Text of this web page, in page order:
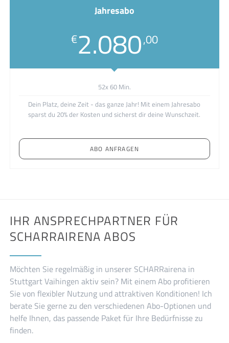
Jahresabo
€2.080,00
52x 60 Min.
Dein Platz, deine Zeit - das ganze Jahr! Mit einem Jahresabo
sparst du 20% der Kosten und sicherst dir deine Wunschzeit.
ABO ANFRAGEN
IHR ANSPRECHPARTNER FÜR
SCHARRAIRENA ABOS
Möchten Sie regelmäßig in unserer SCHARRairena in
Stuttgart Vaihingen aktiv sein? Mit einem Abo profitieren
Sie von flexibler Nutzung und attraktiven Konditionen! Ich
berate Sie gerne zu den verschiedenen Abo-Optionen und
helfe Ihnen, das passende Paket für Ihre Bedürfnisse zu
finden.